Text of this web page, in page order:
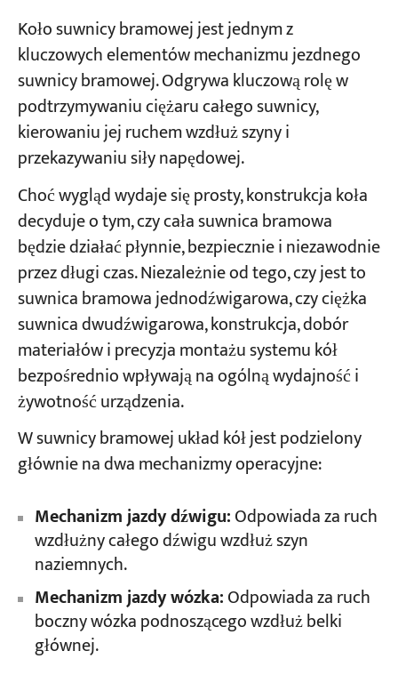
Projekty
Blogi
Aktualności
Aplikacje
O nas
Skontaktuj się z nami
Koło suwnicy bramowej jest jednym z
kluczowych elementów mechanizmu jezdnego
suwnicy bramowej. Odgrywa kluczową rolę w
podtrzymywaniu ciężaru całego suwnicy,
kierowaniu jej ruchem wzdłuż szyny i
przekazywaniu siły napędowej.
Choć wygląd wydaje się prosty, konstrukcja koła
decyduje o tym, czy cała suwnica bramowa
będzie działać płynnie, bezpiecznie i niezawodnie
przez długi czas. Niezależnie od tego, czy jest to
suwnica bramowa jednodźwigarowa, czy ciężka
suwnica dwudźwigarowa, konstrukcja, dobór
materiałów i precyzja montażu systemu kół
bezpośrednio wpływają na ogólną wydajność i
żywotność urządzenia.
W suwnicy bramowej układ kół jest podzielony
głównie na dwa mechanizmy operacyjne:
Mechanizm jazdy dźwigu:Odpowiada za ruch
wzdłużny całego dźwigu wzdłuż szyn
naziemnych.
Mechanizm jazdy wózka:Odpowiada za ruch
boczny wózka podnoszącego wzdłuż belki
głównej.